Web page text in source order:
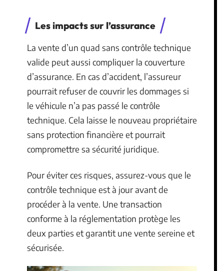
Les impacts sur l’assurance
La vente d’un quad sans contrôle technique
valide peut aussi compliquer la couverture
d’assurance. En cas d’accident, l’assureur
pourrait refuser de couvrir les dommages si
le véhicule n’a pas passé le contrôle
technique. Cela laisse le nouveau propriétaire
sans protection financière et pourrait
compromettre sa sécurité juridique.
Pour éviter ces risques, assurez-vous que le
contrôle technique est à jour avant de
procéder à la vente. Une transaction
conforme à la réglementation protège les
deux parties et garantit une vente sereine et
sécurisée.